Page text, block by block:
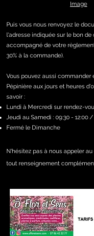
Image
Puis vous nous renvoyez le
l'adresse indiquée sur le bon de
accompagné de votre
30% à la commande).
Vous pouvez aussi commander
Pépinière aux jours et heures
savoir :
Lundi à Mercredi sur rendez-
Jeudi au Samedi : 09:30 - 12:00 /
Fermé le Dimanche
N'hésitez pas à nous appeler au
tout renseignement